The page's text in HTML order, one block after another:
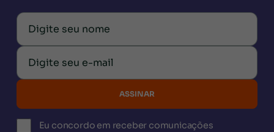
Eu concordo em receber comunicações